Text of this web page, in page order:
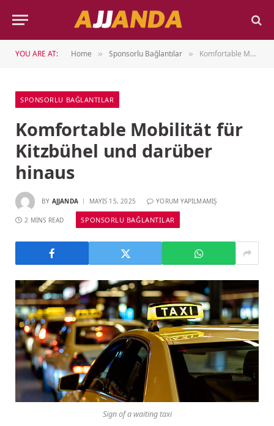
YOU ARE AT: Home » Sponsorlu Bağlantılar » Komfortable Mobilität für Kitzbühel und darüber hinaus
SPONSORLU BAĞLANTILAR
Komfortable Mobilität für
Kitzbühel und darüber
hinaus
BY AJJANDA MAYIS 15, 2025 YORUM YAPILMAMIŞ
2 MINS READ SPONSORLU BAĞLANTILAR
Sign of a waiting taxi